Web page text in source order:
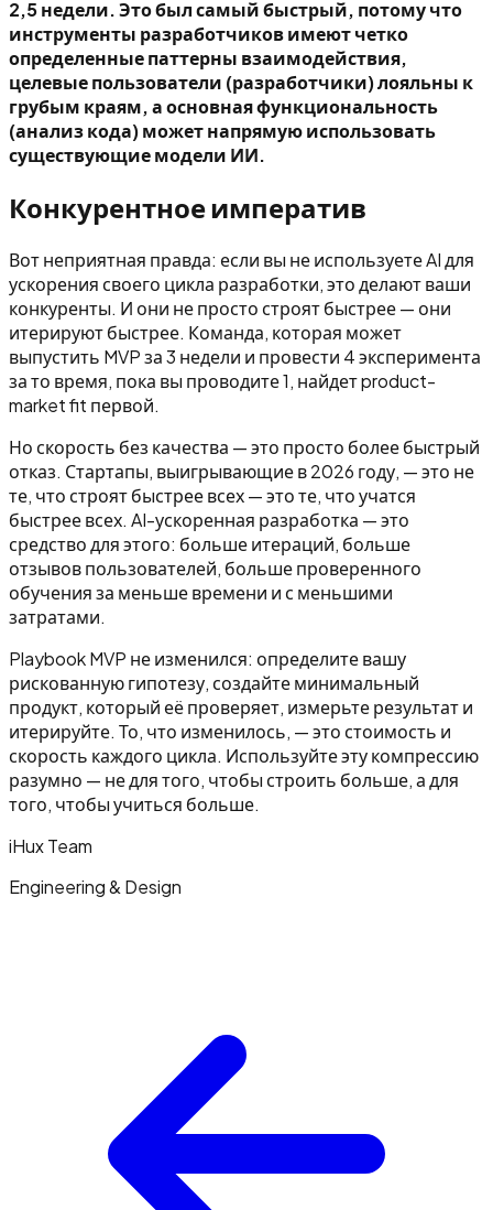
2,5 недели. Это был самый быстрый, потому что
инструменты разработчиков имеют четко
определенные паттерны взаимодействия,
целевые пользователи (разработчики) лояльны к
грубым краям, а основная функциональность
(анализ кода) может напрямую использовать
существующие модели ИИ.
Конкурентное императив
Вот неприятная правда: если вы не используете AI для
ускорения своего цикла разработки, это делают ваши
конкуренты. И они не просто строят быстрее — они
итерируют быстрее. Команда, которая может
выпустить MVP за 3 недели и провести 4 эксперимента
за то время, пока вы проводите 1, найдет product-
market fit первой.
Но скорость без качества — это просто более быстрый
отказ. Стартапы, выигрывающие в 2026 году, — это не
те, что строят быстрее всех — это те, что учатся
быстрее всех. AI-ускоренная разработка — это
средство для этого: больше итераций, больше
отзывов пользователей, больше проверенного
обучения за меньше времени и с меньшими
затратами.
Playbook MVP не изменился: определите вашу
рискованную гипотезу, создайте минимальный
продукт, который её проверяет, измерьте результат и
итерируйте. То, что изменилось, — это стоимость и
скорость каждого цикла. Используйте эту компрессию
разумно — не для того, чтобы строить больше, а для
того, чтобы учиться больше.
iHux Team
Engineering & Design